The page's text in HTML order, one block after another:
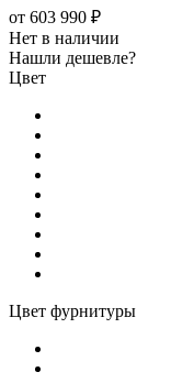
от 603 990 ₽
Нет в наличии
Нашли дешевле?
Цвет
Цвет фурнитуры